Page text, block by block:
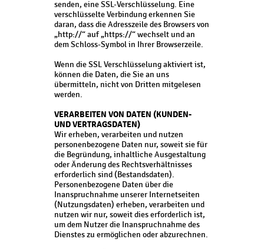
senden, eine SSL-Verschlüsselung. Eine
verschlüsselte Verbindung erkennen Sie
daran, dass die Adresszeile des Browsers von
„http://“ auf „https://“ wechselt und an
dem Schloss-Symbol in Ihrer Browserzeile.
Wenn die SSL Verschlüsselung aktiviert ist,
können die Daten, die Sie an uns
übermitteln, nicht von Dritten mitgelesen
werden.
VERARBEITEN VON DATEN (KUNDEN-
UND VERTRAGSDATEN)
Wir erheben, verarbeiten und nutzen
personenbezogene Daten nur, soweit sie für
die Begründung, inhaltliche Ausgestaltung
oder Änderung des Rechtsverhältnisses
erforderlich sind (Bestandsdaten).
Personenbezogene Daten über die
Inanspruchnahme unserer Internetseiten
(Nutzungsdaten) erheben, verarbeiten und
nutzen wir nur, soweit dies erforderlich ist,
um dem Nutzer die Inanspruchnahme des
Dienstes zu ermöglichen oder abzurechnen.